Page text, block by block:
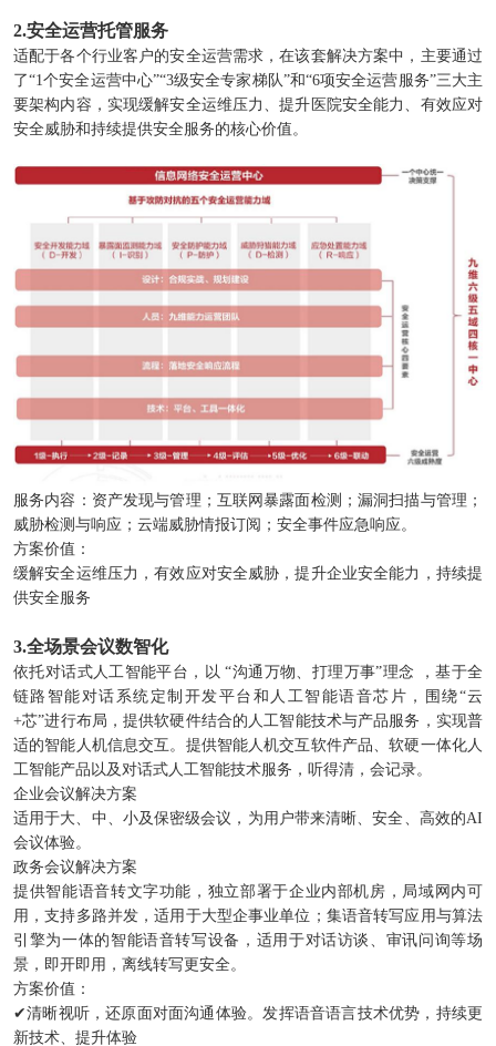
2.安全运营托管服务
适配于各个行业客户的安全运营需求，在该套解决方案中，主要通过
了“1个安全运营中心”“3级安全专家梯队”和“6项安全运营服务”三大主
要架构内容，实现缓解安全运维压力、提升医院安全能力、有效应对
安全威胁和持续提供安全服务的核心价值。
服务内容：资产发现与管理；互联网暴露面检测；漏洞扫描与管理；
威胁检测与响应；云端威胁情报订阅；安全事件应急响应。
方案价值：
缓解安全运维压力，有效应对安全威胁，提升企业安全能力，持续提
供安全服务
3.全场景会议数智化
依托对话式人工智能平台，以 “沟通万物、打理万事”理念 ，基于全
链路智能对话系统定制开发平台和人工智能语音芯片，围绕“云
+芯”进行布局，提供软硬件结合的人工智能技术与产品服务，实现普
适的智能人机信息交互。提供智能人机交互软件产品、软硬一体化人
工智能产品以及对话式人工智能技术服务，听得清，会记录。
企业会议解决方案
适用于大、中、小及保密级会议，为用户带来清晰、安全、高效的AI
会议体验。
政务会议解决方案
提供智能语音转文字功能，独立部署于企业内部机房，局域网内可
用，支持多路并发，适用于大型企事业单位；集语音转写应用与算法
引擎为一体的智能语音转写设备，适用于对话访谈、审讯问询等场
景，即开即用，离线转写更安全。
方案价值：
✔清晰视听，还原面对面沟通体验。发挥语音语言技术优势，持续更
新技术、提升体验